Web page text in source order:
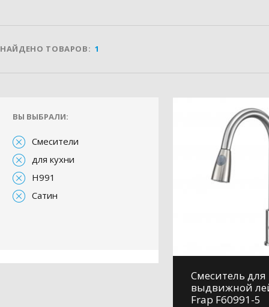
НАЙДЕНО ТОВАРОВ: 1
ВЫ ВЫБРАЛИ:
Смесители
для кухни
H991
Сатин
Смеситель для
выдвижной
Frap F60991-5